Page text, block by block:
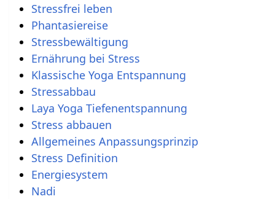
Stressfrei leben
Phantasiereise
Stressbewältigung
Ernährung bei Stress
Klassische Yoga Entspannung
Stressabbau
Laya Yoga Tiefenentspannung
Stress abbauen
Allgemeines Anpassungsprinzip
Stress Definition
Energiesystem
Nadi